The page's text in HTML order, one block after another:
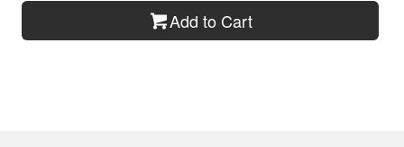
Add to Cart